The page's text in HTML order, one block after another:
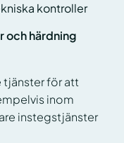
kontroller
och härdning
tjänster för att
inom
instegstjänster